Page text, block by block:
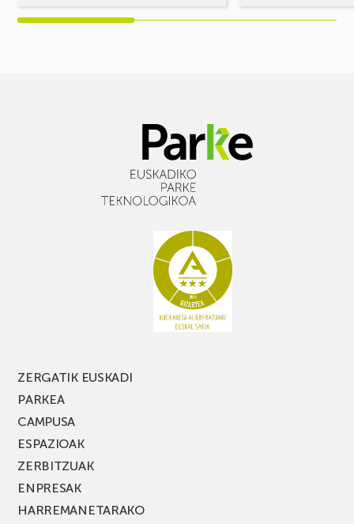
ZERGATIK EUSKADI
PARKEA
CAMPUSA
ESPAZIOAK
ZERBITZUAK
ENPRESAK
HARREMANETARAKO